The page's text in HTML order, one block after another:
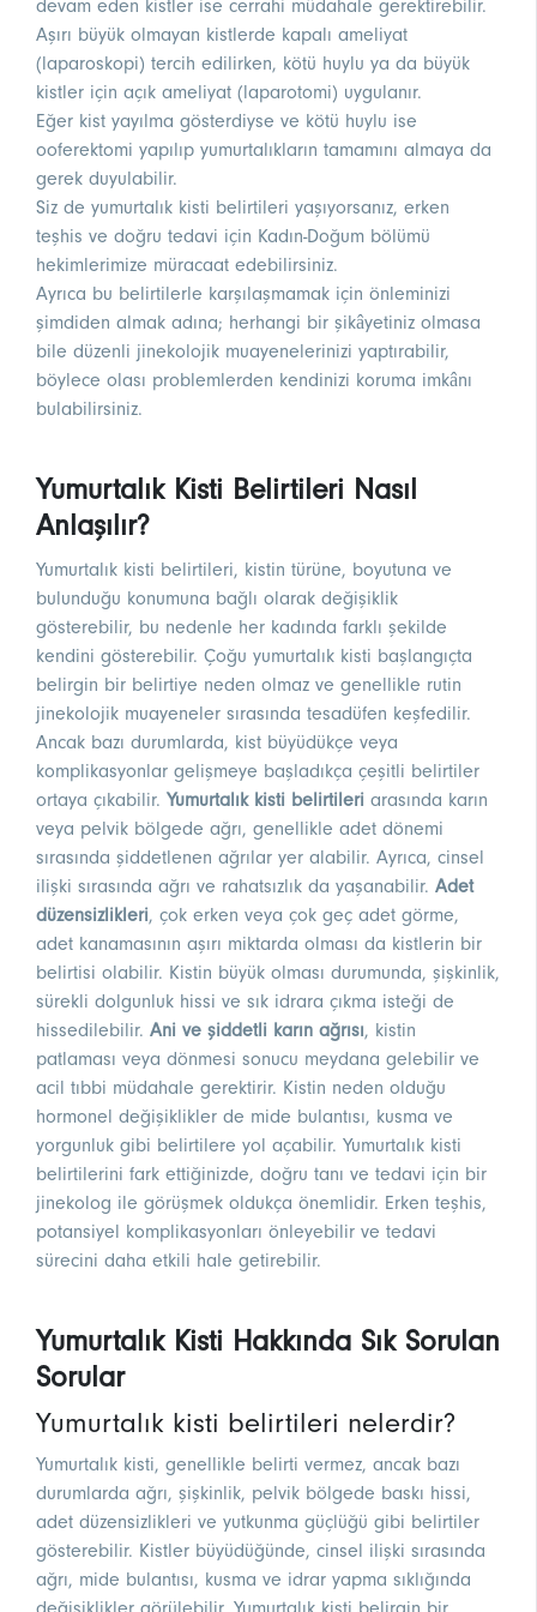
devam eden kistler ise cerrahi müdahale gerektirebilir.
Aşırı büyük olmayan kistlerde kapalı ameliyat
(laparoskopi) tercih edilirken, kötü huylu ya da büyük
kistler için açık ameliyat (laparotomi) uygulanır.
Eğer kist yayılma gösterdiyse ve kötü huylu ise
ooferektomi yapılıp yumurtalıkların tamamını almaya da
gerek duyulabilir.
Siz de yumurtalık kisti belirtileri yaşıyorsanız, erken
teşhis ve doğru tedavi için Kadın-Doğum bölümü
hekimlerimize müracaat edebilirsiniz.
Ayrıca bu belirtilerle karşılaşmamak için önleminizi
şimdiden almak adına; herhangi bir şikâyetiniz olmasa
bile düzenli jinekolojik muayenelerinizi yaptırabilir,
böylece olası problemlerden kendinizi koruma imkânı
bulabilirsiniz.
Yumurtalık Kisti Belirtileri Nasıl
Anlaşılır?
Yumurtalık kisti belirtileri, kistin türüne, boyutuna ve
bulunduğu konumuna bağlı olarak değişiklik
gösterebilir, bu nedenle her kadında farklı şekilde
kendini gösterebilir. Çoğu yumurtalık kisti başlangıçta
belirgin bir belirtiye neden olmaz ve genellikle rutin
jinekolojik muayeneler sırasında tesadüfen keşfedilir.
Ancak bazı durumlarda, kist büyüdükçe veya
komplikasyonlar gelişmeye başladıkça çeşitli belirtiler
ortaya çıkabilir. Yumurtalık kisti belirtileri arasında karın
veya pelvik bölgede ağrı, genellikle adet dönemi
sırasında şiddetlenen ağrılar yer alabilir. Ayrıca, cinsel
ilişki sırasında ağrı ve rahatsızlık da yaşanabilir. Adet
düzensizlikleri, çok erken veya çok geç adet görme,
adet kanamasının aşırı miktarda olması da kistlerin bir
belirtisi olabilir. Kistin büyük olması durumunda, şişkinlik,
sürekli dolgunluk hissi ve sık idrara çıkma isteği de
hissedilebilir. Ani ve şiddetli karın ağrısı, kistin
patlaması veya dönmesi sonucu meydana gelebilir ve
acil tıbbi müdahale gerektirir. Kistin neden olduğu
hormonel değişiklikler de mide bulantısı, kusma ve
yorgunluk gibi belirtilere yol açabilir. Yumurtalık kisti
belirtilerini fark ettiğinizde, doğru tanı ve tedavi için bir
jinekolog ile görüşmek oldukça önemlidir. Erken teşhis,
potansiyel komplikasyonları önleyebilir ve tedavi
sürecini daha etkili hale getirebilir.
Yumurtalık Kisti Hakkında Sık Sorulan
Sorular
Yumurtalık kisti belirtileri nelerdir?
Yumurtalık kisti, genellikle belirti vermez, ancak bazı
durumlarda ağrı, şişkinlik, pelvik bölgede baskı hissi,
adet düzensizlikleri ve yutkunma güçlüğü gibi belirtiler
gösterebilir. Kistler büyüdüğünde, cinsel ilişki sırasında
ağrı, mide bulantısı, kusma ve idrar yapma sıklığında